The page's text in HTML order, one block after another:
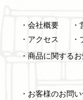
・会社概要
・アクセス
・商品に関する
・お客様のお問